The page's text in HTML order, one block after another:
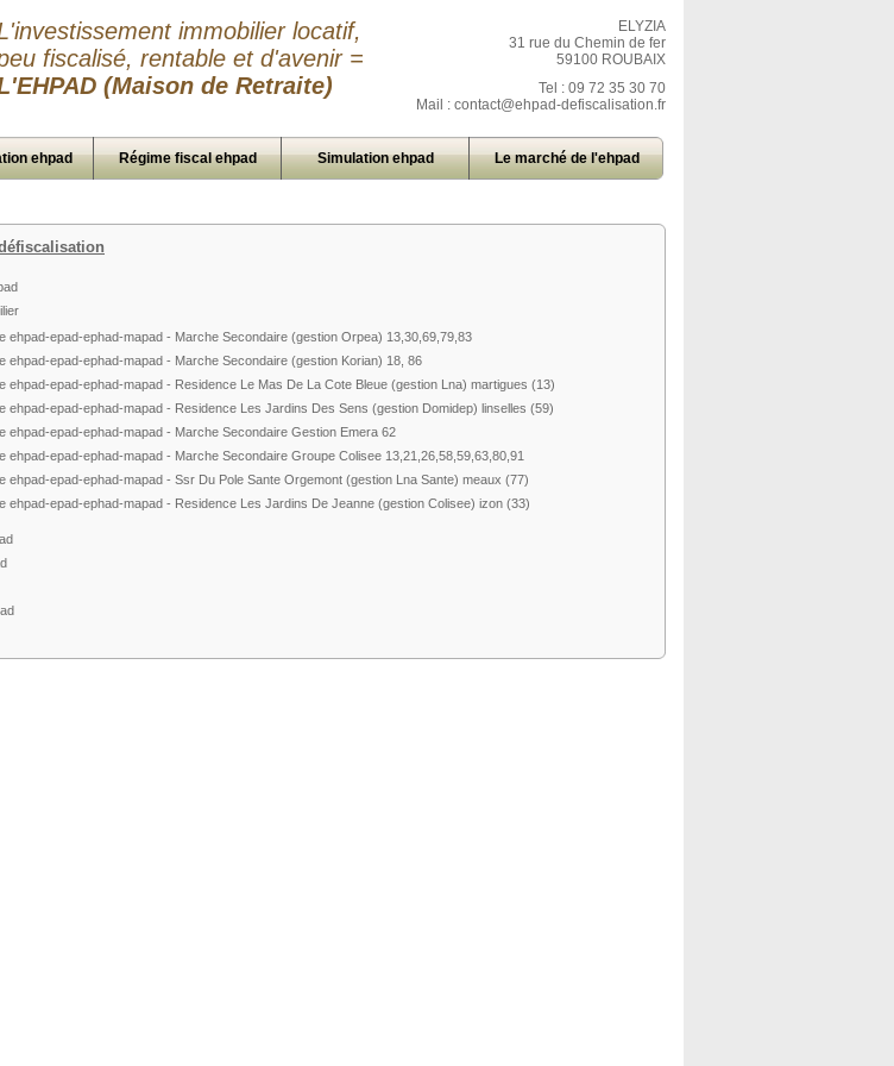
immobilier locatif,
fiscalisé, rentable et d'avenir =
(Maison de Retraite)
ELYZIA
31 rue du Chemin de fer
59100 ROUBAIX
Tel : 09 72 35 30 70
Mail : contact@ehpad-defiscalisation.fr
ehpad Régime fiscal ehpad Simulation ehpad Le marché de l'ehpad
ehpad-epad-ephad-mapad - Marche Secondaire (gestion Orpea) 13,30,69,79,83
ehpad-epad-ephad-mapad - Marche Secondaire (gestion Korian) 18, 86
ehpad-epad-ephad-mapad - Residence Le Mas De La Cote Bleue (gestion Lna) martigues (13)
ehpad-epad-ephad-mapad - Residence Les Jardins Des Sens (gestion Domidep) linselles (59)
ehpad-epad-ephad-mapad - Marche Secondaire Gestion Emera 62
ehpad-epad-ephad-mapad - Marche Secondaire Groupe Colisee 13,21,26,58,59,63,80,91
ehpad-epad-ephad-mapad - Ssr Du Pole Sante Orgemont (gestion Lna Sante) meaux (77)
ehpad-epad-ephad-mapad - Residence Les Jardins De Jeanne (gestion Colisee) izon (33)